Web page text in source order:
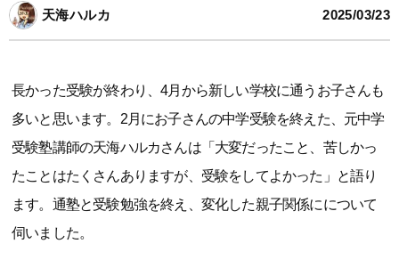
天海ハルカ 2025/03/23
長かった受験が終わり、4月から新しい学校に通うお子さんも
多いと思います。2月にお子さんの中学受験を終えた、元中学
受験塾講師の天海ハルカさんは「大変だったこと、苦しかっ
たことはたくさんありますが、受験をしてよかった」と語り
ます。通塾と受験勉強を終え、変化した親子関係にについて
伺いました。